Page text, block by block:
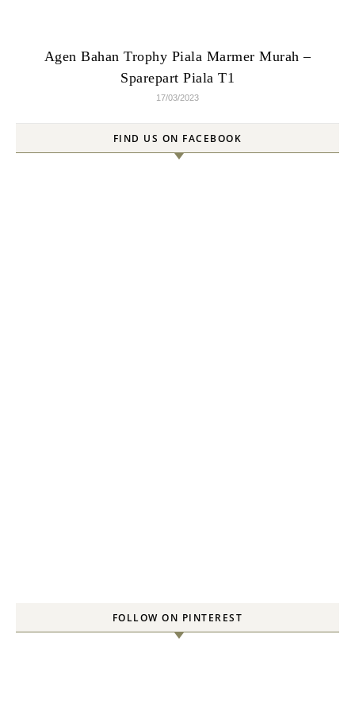
Agen Bahan Trophy Piala Marmer Murah –
Sparepart Piala T1
17/03/2023
FIND US ON FACEBOOK
FOLLOW ON PINTEREST